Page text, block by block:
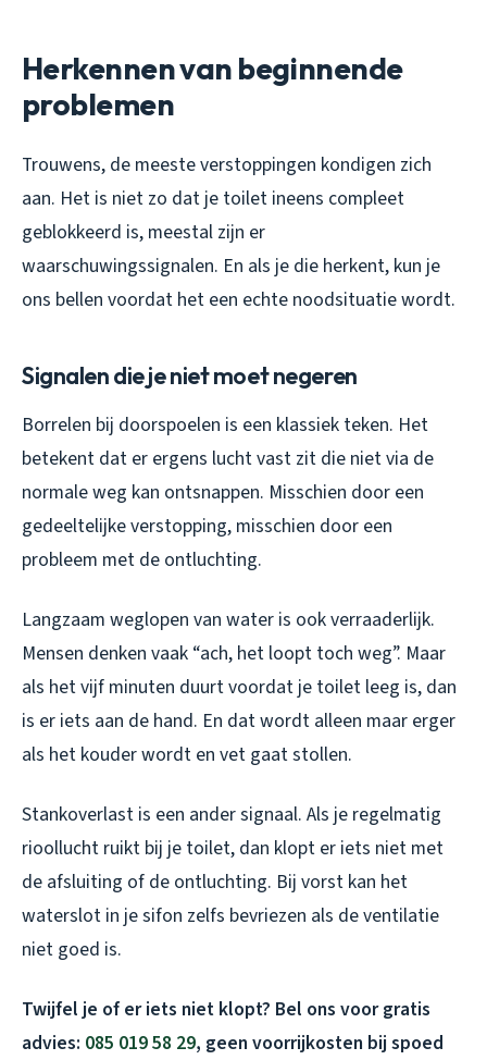
Herkennen van beginnende
problemen
Trouwens, de meeste verstoppingen kondigen zich
aan. Het is niet zo dat je toilet ineens compleet
geblokkeerd is, meestal zijn er
waarschuwingssignalen. En als je die herkent, kun je
ons bellen voordat het een echte noodsituatie wordt.
Signalen die je niet moet negeren
Borrelen bij doorspoelen is een klassiek teken. Het
betekent dat er ergens lucht vast zit die niet via de
normale weg kan ontsnappen. Misschien door een
gedeeltelijke verstopping, misschien door een
probleem met de ontluchting.
Langzaam weglopen van water is ook verraaderlijk.
Mensen denken vaak “ach, het loopt toch weg”. Maar
als het vijf minuten duurt voordat je toilet leeg is, dan
is er iets aan de hand. En dat wordt alleen maar erger
als het kouder wordt en vet gaat stollen.
Stankoverlast is een ander signaal. Als je regelmatig
rioollucht ruikt bij je toilet, dan klopt er iets niet met
de afsluiting of de ontluchting. Bij vorst kan het
waterslot in je sifon zelfs bevriezen als de ventilatie
niet goed is.
Twijfel je of er iets niet klopt? Bel ons voor gratis
advies: 085 019 58 29, geen voorrijkosten bij spoed